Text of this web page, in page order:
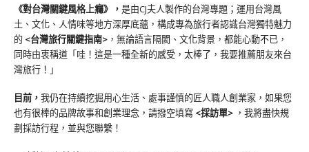
《對台灣關鍵風格上癮》 ， 是由CJ夫人製作的台灣專題；運用台灣風
土、文化、人情味等地方深厚底蘊，構成專為旅行者認識台灣獨特魅力
的 <台灣旅行關鍵指南> ，無論語言隔閡、文化背景，都能心動不已，
同時由衷稱道「哇！這是一種全新的感受，太棒了，我要推薦朋友來台
灣旅行！」
目前， 我仍在持續挖掘用心生活、處事謹慎的匠人職人創業家，如果您
也有很棒的品牌故事和創業理念，請撥空填寫 <採訪單> ，我將盡快規
劃採訪行程，並與您聯繫！